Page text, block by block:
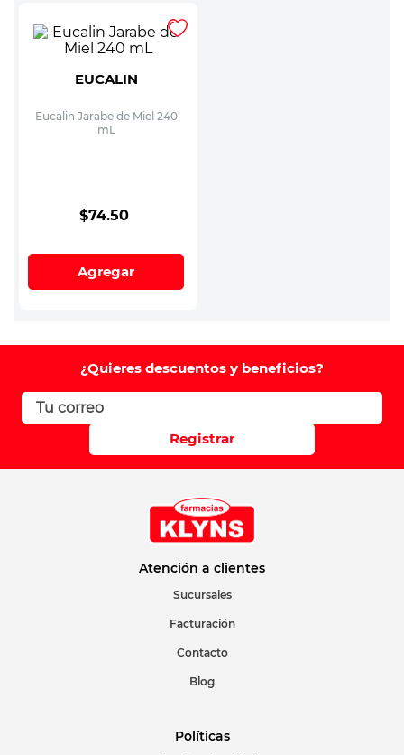
EUCALIN
Eucalin Jarabe de Miel 240
mL
$74.50
Agregar
¿Quieres descuentos y beneficios?
Registrar
Atención a clientes
Sucursales
Facturación
Contacto
Blog
Políticas